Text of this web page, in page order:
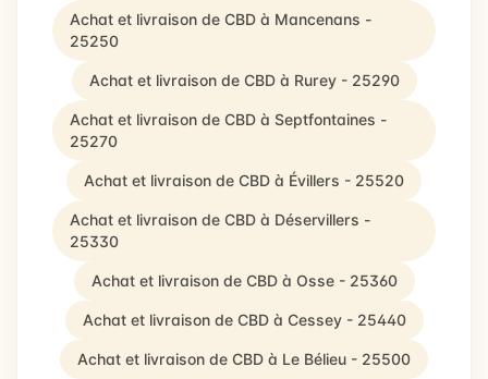
Achat et livraison de CBD à Mancenans -
25250
Achat et livraison de CBD à Rurey - 25290
Achat et livraison de CBD à Septfontaines -
25270
Achat et livraison de CBD à Évillers - 25520
Achat et livraison de CBD à Déservillers -
25330
Achat et livraison de CBD à Osse - 25360
Achat et livraison de CBD à Cessey - 25440
Achat et livraison de CBD à Le Bélieu - 25500